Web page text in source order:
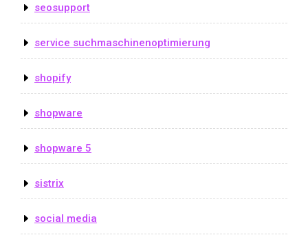
seosupport
service suchmaschinenoptimierung
shopify
shopware
shopware 5
sistrix
social media